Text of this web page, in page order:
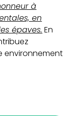
à
en
épaves. En
environnement